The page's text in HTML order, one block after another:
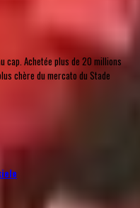
cap. Achetée plus de 20 millions
chère du mercato du Stade